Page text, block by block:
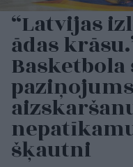
“Latvijas
ādas
šķautni